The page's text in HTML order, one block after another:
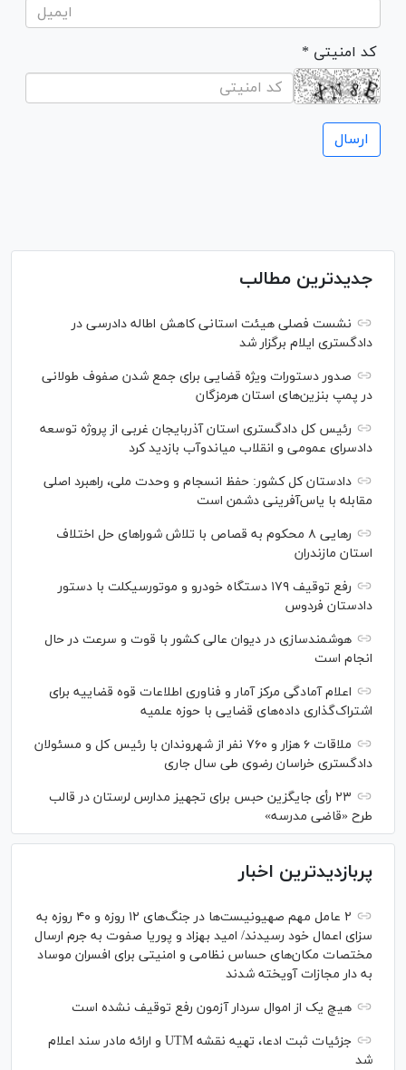
* کد امنیتی
جدیدترین مطالب
نشست فصلی هیئت استانی کاهش اطاله دادرسی در
دادگستری ایلام برگزار شد
صدور دستورات ویژه قضایی برای جمع شدن صفوف طولانی
در پمپ بنزین‌های استان هرمزگان
رئیس کل دادگستری استان آذربایجان غربی از پروژه توسعه
دادسرای عمومی و انقلاب میاندوآب بازدید کرد
دادستان کل کشور: حفظ انسجام و وحدت ملی، راهبرد اصلی
مقابله با یاس‌آفرینی دشمن است
رهایی ۸ محکوم به قصاص با تلاش شورا‌های حل اختلاف
استان مازندران
رفع توقیف ۱۷۹ دستگاه خودرو و موتورسیکلت با دستور
دادستان فردوس
هوشمندسازی در دیوان عالی کشور با قوت و سرعت در حال
انجام است
اعلام آمادگی مرکز آمار و فناوری اطلاعات قوه قضاییه برای
اشتراک‌گذاری داده‌های قضایی با حوزه علمیه
ملاقات ۶ هزار و ۷۶۰ نفر از شهروندان با رئیس کل و مسئولان
دادگستری خراسان رضوی طی سال جاری
۲۳ رأی جایگزین حبس برای تجهیز مدارس لرستان در قالب
طرح «قاضی مدرسه»
پربازدیدترین اخبار
۲ عامل مهم صهیونیست‌ها در جنگ‌های ۱۲ روزه و ۴۰ روزه به
سزای اعمال خود رسیدند/ امید بهزاد و پوریا صفوت به جرم ارسال
مختصات مکان‌های حساس نظامی و امنیتی برای افسران موساد
به دار مجازات آویخته شدند
هیچ یک از اموال سردار آزمون رفع توقیف نشده است
جزئیات ثبت ادعا، تهیه نقشه UTM و ارائه مادر سند اعلام
شد